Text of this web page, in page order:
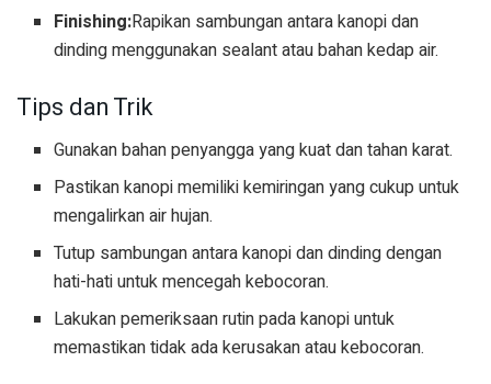
Finishing:Rapikan sambungan antara kanopi dan
dinding menggunakan sealant atau bahan kedap air.
Tips dan Trik
Gunakan bahan penyangga yang kuat dan tahan karat.
Pastikan kanopi memiliki kemiringan yang cukup untuk
mengalirkan air hujan.
Tutup sambungan antara kanopi dan dinding dengan
hati-hati untuk mencegah kebocoran.
Lakukan pemeriksaan rutin pada kanopi untuk
memastikan tidak ada kerusakan atau kebocoran.